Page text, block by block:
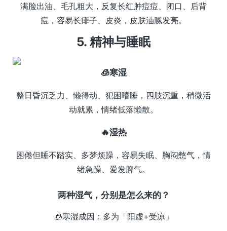
满脸出油、毛孔粗大，反复长红肿痘痘、闭口、后背
痘，容易长痱子、皮炎，皮肤油腻发亮。
5. 精神与睡眠
🧊寒湿
整日昏沉乏力、懒得动、犯困嗜睡，四肢沉重，稍微活
动就累，情绪低落懒散。
🔥湿热
困倦但睡不踏实、多梦烦躁，容易失眠、胸闷憋气，情
绪急躁、爱发脾气。
两种湿气，分别是怎么来的？
🧊寒湿成因：多为「阳虚+受凉」